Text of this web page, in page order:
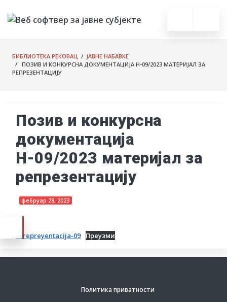
БИБЛИОТЕКА РЕКОВАЦ / ЈАВНЕ НАБАВКЕ
/ ПОЗИВ И КОНКУРСНА ДОКУМЕНТАЦИЈА Н-09/2023 МАТЕРИЈАЛ ЗА
РЕПРЕЗЕНТАЦИЈУ
Позив и конкурсна
документација
Н-09/2023 материјал за
репрезентацију
фебруар 28, 2023
Н-repreyentacija-09 Преузми
Политика приватности